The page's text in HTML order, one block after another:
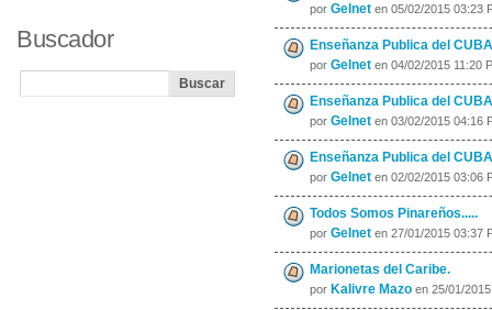
por Gelnet en 05/02/2015 03:23
Enseñanza Publica del
por Gelnet en 04/02/2015 11:20
Enseñanza Publica del
por Gelnet en 03/02/2015 04:16
Enseñanza Publica del
por Gelnet en 02/02/2015 03:06
Todos Somos Pinareños.....
por Gelnet en 27/01/2015 03:37
Marionetas del Caribe.
por Kalivre Mazo en 25/01/
Buscador